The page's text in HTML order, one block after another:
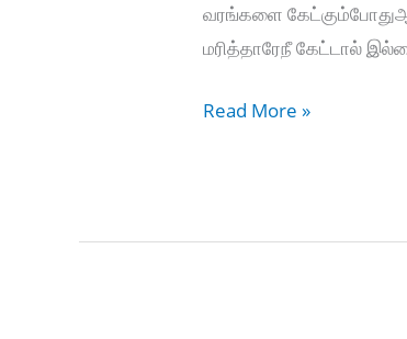
வரங்களை
மரித்தாரேநீ கேட்டால்
Nee
ஆசை
Read More »